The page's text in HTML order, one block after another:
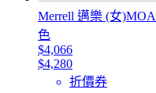
Merrell 邁樂 (女
色
$4,066
$4,280
折價券